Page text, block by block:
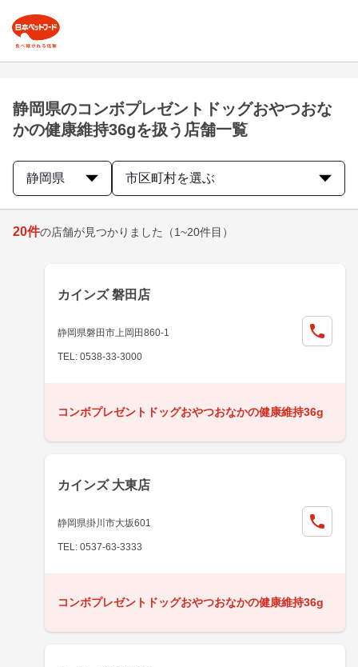
静岡県のコンボプレゼントドッグおやつおな
かの健康維持36gを扱う店舗一覧
静岡県 市区町村を選ぶ
20件の店舗が見つかりました （1~20件目）
カインズ 磐田店
静岡県磐田市上岡田860-1
TEL: 0538-33-3000
コンボプレゼントドッグおやつおなかの健康維持36g
カインズ 大東店
静岡県掛川市大坂601
TEL: 0537-63-3333
コンボプレゼントドッグおやつおなかの健康維持36g